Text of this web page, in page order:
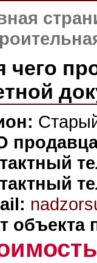
чего
объекта